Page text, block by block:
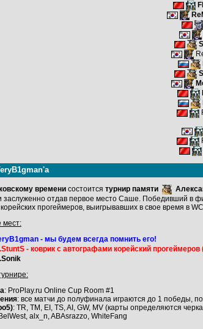
времени состоится турнир памяти
заслуженно отдав первое место Саше. Победивший в
прогеймеров, выигрывавших в свое время в
мест:
- мы будем всегда помнить его!
- коврик с автографами корейский прогеймеров
: ProPlay.ru Online Cup Room #1
: все матчи до полуфинала играются до 1 победы,
: TR, TM, EI, TS, AI, GW, MV (карты определяются
alx_n, ABAsrazzo, WhiteFang